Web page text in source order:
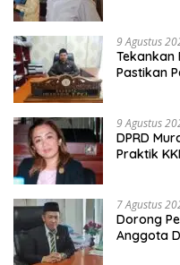
9 Agustus
Tekankan
Pastikan
9 Agustus
DPRD
Praktik
7 Agustus
Dorong
Anggota